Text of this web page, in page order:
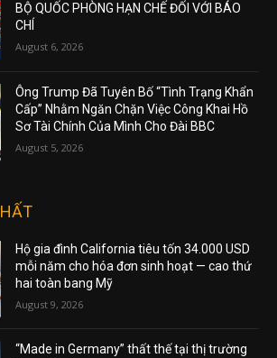
BỘ QUỐC PHÒNG HẠN CHẾ ĐỐI VỚI BÁO
CHÍ
August 6, 2026
Ông Trump Đã Tuyên Bố “Tình Trạng Khẩn
Cấp” Nhằm Ngăn Chặn Việc Công Khai Hồ
Sơ Tài Chính Của Mình Cho Đài BBC
August 5, 2026
Hộ gia đình California tiêu tốn 34.000 USD
mỗi năm cho hóa đơn sinh hoạt — cao thứ
hai toàn bang Mỹ
August 9, 2026
“Made in Germany” thất thế tại thị trường